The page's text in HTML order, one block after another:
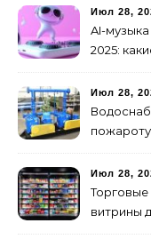
Июл 28,
AI-
2025:
создание
Июл 28,
Июл 28,
витрины